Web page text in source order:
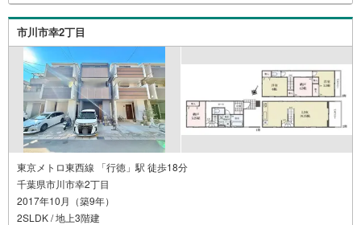
大歓迎です！年間8000棟以上の限定物件を発表しているオ
ープンハウスだから出会える物件が多数ございます。ぜひ
お気軽にご連絡・ご相談ください！※限定物件:当社のみ、
もしくは当社を含めた数社でのみご紹介可能なオープンハ
ウス・ディベロップメントの物件
市川市幸2丁目
東京メトロ東西線 「行徳」駅 徒歩18分
千葉県市川市幸2丁目
2017年10月（築9年）
2SLDK / 地上3階建